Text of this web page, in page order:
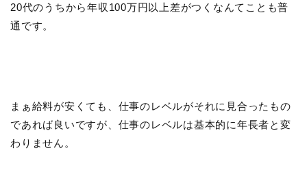
20代のうちから年収100万円以上差がつくなんてことも普
通です。
まぁ給料が安くても、仕事のレベルがそれに見合ったもの
であれば良いですが、仕事のレベルは基本的に年長者と変
わりません。